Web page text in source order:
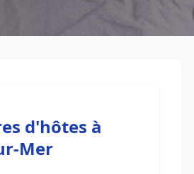
d'hôtes à
Mer